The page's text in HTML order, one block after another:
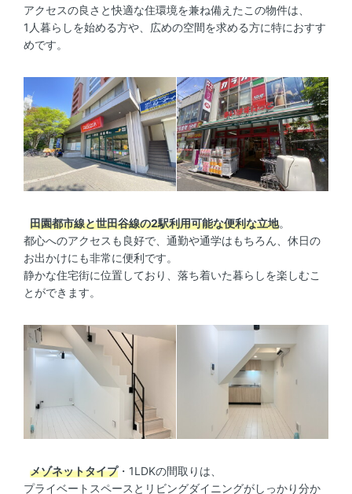
アクセスの良さと快適な住環境を兼ね備えたこの物件は、
1人暮らしを始める方や、広めの空間を求める方に特におすす
めです。
田園都市線と世田谷線の2駅利用可能な便利な立地。
都心へのアクセスも良好で、通勤や通学はもちろん、休日の
お出かけにも非常に便利です。
静かな住宅街に位置しており、落ち着いた暮らしを楽しむこ
とができます。
メゾネットタイプ・1LDKの間取りは、
プライベートスペースとリビングダイニングがしっかり分か